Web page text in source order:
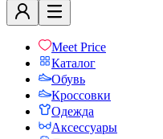
Meet Price
Каталог
Обувь
Кроссовки
Одежда
Аксессуары